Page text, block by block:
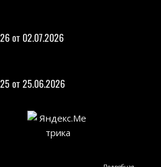
от 02.07.2026
от 25.06.2026